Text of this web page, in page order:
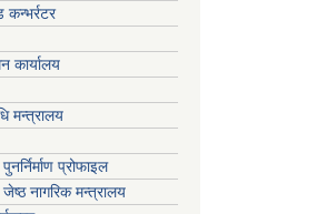
कन्भर्रटर
कार्यालय
मन्त्रालय
प्रोफाइल
नागरिक मन्त्रालय